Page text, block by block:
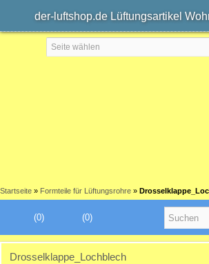
der-luftshop.de Lüftungsartikel
Startseite » Formteile für Lüftungsrohre »
(0)
(0)
Drosselklappe_Lochblech